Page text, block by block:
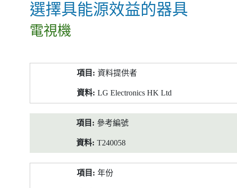
選擇具能源效益的器具
電視機
料
資料提供者
LG Electronics HK Ltd
參考編號
T240058
年份